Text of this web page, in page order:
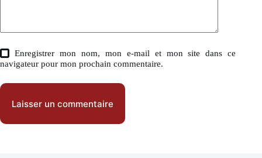
Enregistrer mon nom, mon e-mail et mon site dans ce
navigateur pour mon prochain commentaire.
Laisser un commentaire